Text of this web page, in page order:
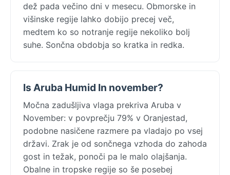
dež pada večino dni v mesecu. Obmorske in
višinske regije lahko dobijo precej več,
medtem ko so notranje regije nekoliko bolj
suhe. Sončna obdobja so kratka in redka.
Is Aruba Humid In november?
Močna zadušljiva vlaga prekriva Aruba v
November: v povprečju 79% v Oranjestad,
podobne nasičene razmere pa vladajo po vsej
državi. Zrak je od sončnega vzhoda do zahoda
gost in težak, ponoči pa le malo olajšanja.
Obalne in tropske regije so še posebej